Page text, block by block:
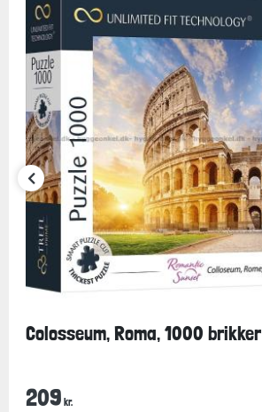
Colosseum, Roma, 1000 brikker
209 kr.